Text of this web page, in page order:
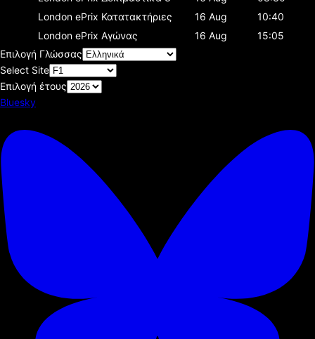
London ePrix Κατατακτήριες 16 Aug
10:40
London ePrix Αγώνας 16 Aug
15:05
Επιλογή Γλώσσας
Select Site
Επιλογή έτους
Bluesky